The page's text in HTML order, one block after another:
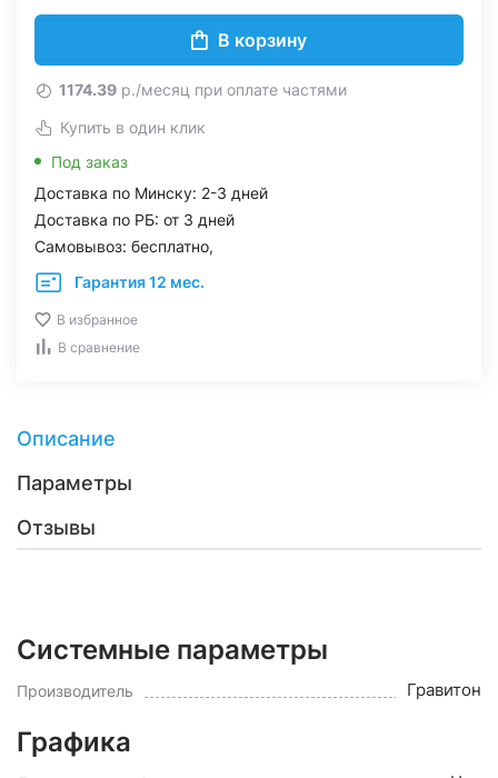
В корзину
1174.39 р./месяц при оплате частями
Купить в один клик
Под заказ
Доставка по Минску: 2-3 дней
Доставка по РБ: от 3 дней
Самовывоз: бесплатно,
Гарантия 12 мес.
В избранное
В сравнение
Описание
Параметры
Отзывы
Системные параметры
Производитель Гравитон
Графика